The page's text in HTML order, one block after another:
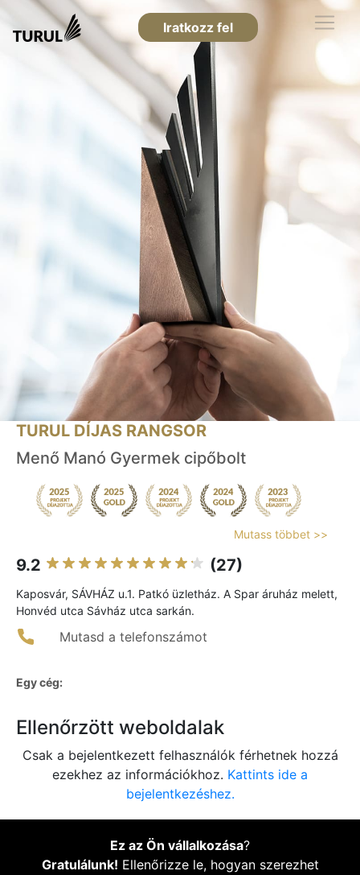
Iratkozz fel
TURUL DÍJAS RANGSOR
Menő Manó Gyermek cipőbolt
Mutass többet >>
9.2 (27)
Kaposvár, SÁVHÁZ u.1. Patkó üzletház. A Spar áruház melett,
Honvéd utca Sávház utca sarkán.
Mutasd a telefonszámot
Egy cég:
Ellenőrzött weboldalak
Csak a bejelentkezett felhasználók férhetnek hozzá
ezekhez az információkhoz. Kattints ide a
bejelentkezéshez.
Ez az Ön vállalkozása?
Gratulálunk! Ellenőrizze le, hogyan szerezhet